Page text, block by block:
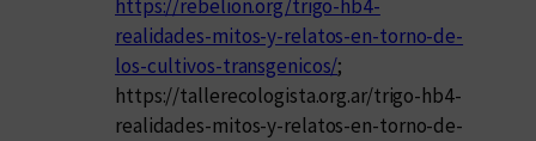
https://rebelion.org/trigo-hb4-
realidades-mitos-y-relatos-en-torno-de-
los-cultivos-transgenicos/;
https://tallerecologista.org.ar/trigo-hb4-
realidades-mitos-y-relatos-en-torno-de-